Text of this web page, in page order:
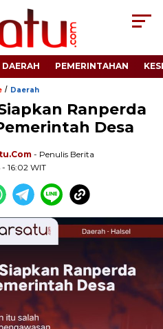
DAERAH PEMERINTAHAN
/ Daerah
Ranperda
Desa
- Penulis Berita
16:02 WIT